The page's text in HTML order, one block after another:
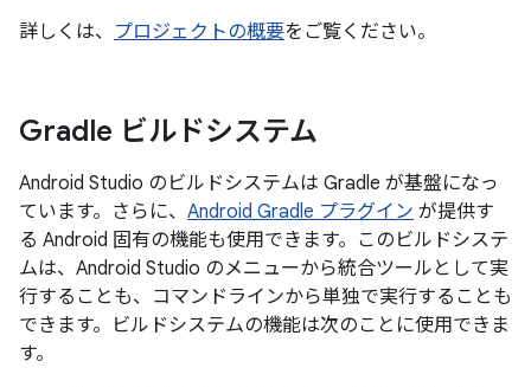
詳しくは、 プロジェクトの概要をご覧ください。
Gradle ビルドシステム
Android Studio のビルドシステムは Gradle が基盤になっ
ています。さらに、 Android Gradle プラグイン が提供す
る Android 固有の機能も使用できます。このビルドシステ
ムは、Android Studio のメニューから統合ツールとして実
行することも、コマンドラインから単独で実行することも
できます。ビルドシステムの機能は次のことに使用できま
す。